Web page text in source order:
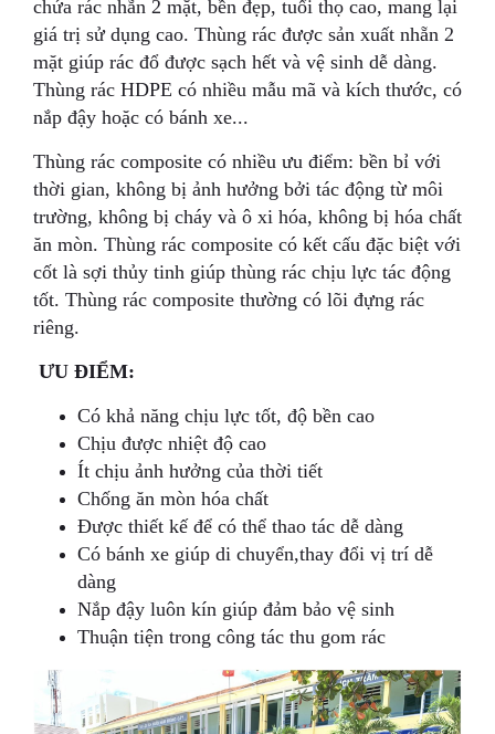
chứa rác nhẵn 2 mặt, bền đẹp, tuổi thọ cao, mang lại
giá trị sử dụng cao. Thùng rác được sản xuất nhẵn 2
mặt giúp rác đổ được sạch hết và vệ sinh dễ dàng.
Thùng rác HDPE có nhiều mẫu mã và kích thước, có
nắp đậy hoặc có bánh xe...
Thùng rác composite có nhiều ưu điểm: bền bỉ với
thời gian, không bị ảnh hưởng bởi tác động từ môi
trường, không bị cháy và ô xi hóa, không bị hóa chất
ăn mòn. Thùng rác composite có kết cấu đặc biệt với
cốt là sợi thủy tinh giúp thùng rác chịu lực tác động
tốt. Thùng rác composite thường có lõi đựng rác
riêng.
ƯU ĐIỂM:
Có khả năng chịu lực tốt, độ bền cao
Chịu được nhiệt độ cao
Ít chịu ảnh hưởng của thời tiết
Chống ăn mòn hóa chất
Được thiết kế để có thể thao tác dễ dàng
Có bánh xe giúp di chuyển,thay đổi vị trí dễ
dàng
Nắp đậy luôn kín giúp đảm bảo vệ sinh
Thuận tiện trong công tác thu gom rác